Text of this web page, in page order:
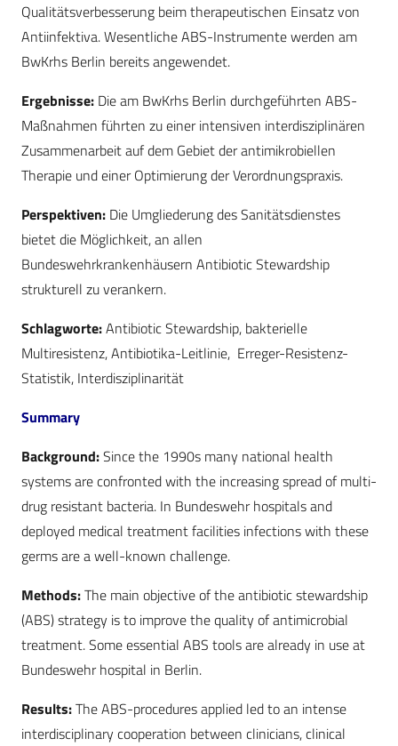
Qualitätsverbesserung beim therapeutischen Einsatz von
Antiinfektiva. Wesentliche ABS-Instrumente werden am
BwKrhs Berlin bereits angewendet.
Ergebnisse: Die am BwKrhs Berlin durchgeführten ABS-
Maßnahmen führten zu einer intensiven interdisziplinären
Zusammenarbeit auf dem Gebiet der antimikrobiellen
Therapie und einer Optimierung der Verordnungspraxis.
Perspektiven: Die Umgliederung des Sanitätsdienstes
bietet die Möglichkeit, an allen
Bundeswehrkrankenhäusern Antibiotic Stewardship
strukturell zu verankern.
Schlagworte:Antibiotic Stewardship, bakterielle
Multiresistenz, Antibiotika-Leitlinie, Erreger-Resistenz-
Statistik, Interdisziplinarität
Summary
Background:Since the 1990s many national health
systems are confronted with the increasing spread of multi-
drug resistant bacteria. In Bundeswehr hospitals and
deployed medical treatment facilities infections with these
germs are a well-known challenge.
Methods:The main objective of the antibiotic stewardship
(ABS) strategy is to improve the quality of antimicrobial
treatment. Some essential ABS tools are already in use at
Bundeswehr hospital in Berlin.
Results:The ABS-procedures applied led to an intense
interdisciplinary cooperation between clinicians, clinical